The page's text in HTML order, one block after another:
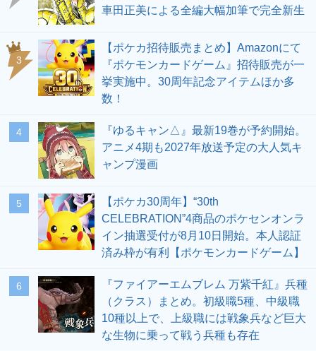
車田正美による全編大幅加筆で完全新生
3
【ポケカ招待販売まとめ】Amazonにて
『ポケモンカードゲーム』招待販売が一
挙実施中。30周年記念アイテムほか多
数！
4
『ゆるキャン△』最新19巻が予約開始。
アニメ4期も2027年放送予定の大人気キ
ャンプ漫画
5
【ポケカ30周年】“30th
CELEBRATION”4商品のポケセンオンラ
イン抽選受付が8月10日開始。本人認証
済み枠が有利【ポケモンカードゲーム】
6
『ファイアーエムブレム 万紫千紅』兵種
（クラス）まとめ。初級職5種、中級職
10種以上で、上級職には戦象兵など巨大
な生物に乗って戦う兵種も存在